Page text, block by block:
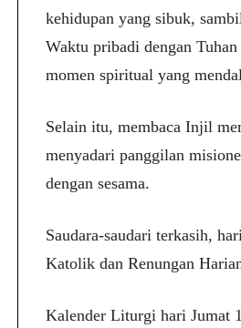
kehidupan yang sibuk,
Waktu pribadi dengan
momen spiritual yang
Selain itu, membaca Injil
menyadari panggilan
dengan sesama.
Saudara-saudari terkasih,
Katolik dan Renungan
Kalender Liturgi hari Jumat